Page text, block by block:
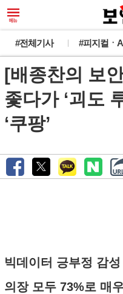
#전체기사 #피지컬ㆍ
[배종찬의 보
좇다가 ‘괴도
‘쿠팡’
빅데이터 긍부정 감
의장 모두 73%로 매